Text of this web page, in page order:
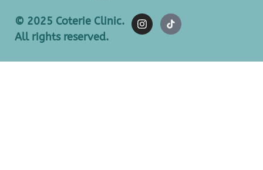
© 2025 Coterie Clinic.
All rights reserved.